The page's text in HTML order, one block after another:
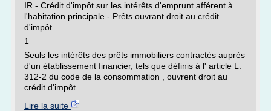
IR - Crédit d'impôt sur les intérêts d'emprunt afférent à
l'habitation principale - Prêts ouvrant droit au crédit
d'impôt
1
Seuls les intérêts des prêts immobiliers contractés auprès
d'un établissement financier, tels que définis à l' article L.
312-2 du code de la consommation , ouvrent droit au
crédit d'impôt...
Lire la suite